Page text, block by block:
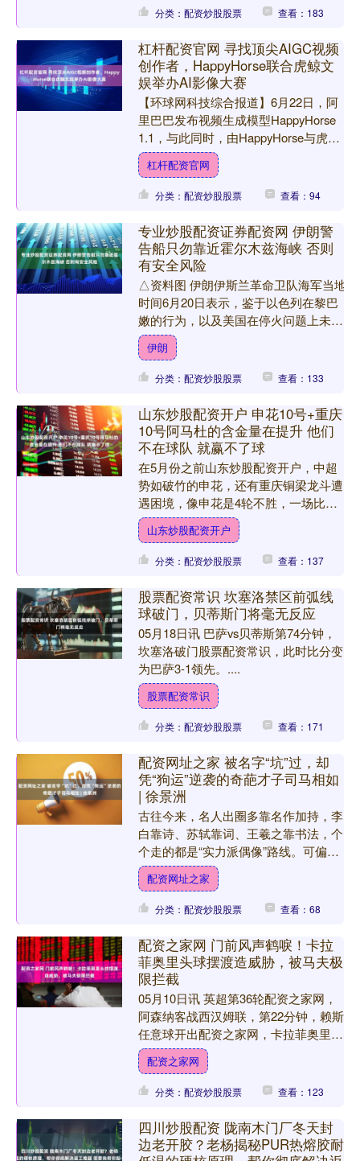
分类：配资炒股股票 查看：183
杠杆配资官网 寻找顶尖AIGC视频
创作者，HappyHorse联合虎鲸文
娱举办AI影像大赛
【环球网科技综合报道】6月22日，阿
里巴巴发布视频生成模型HappyHorse
1.1，与此同时，由HappyHorse与虎鲸
文娱集团联合主办的“HorsePo....
杠杆配资官网
分类：配资炒股股票 查看：94
专业炒股配资证券配资网 伊朗警
告船只勿靠近霍尔木兹海峡 否则
有安全风险
△资料图 伊朗伊斯兰革命卫队海军当地
时间6月20日表示，鉴于以色列在黎巴
嫩的行为，以及美国在停火问题上未履
行其承诺专业炒股配资证券配资网，霍
尔木兹海峡已对所有船....
伊朗
分类：配资炒股股票 查看：133
山东炒股配资开户 申花10号+重庆
10号阿马杜的含金量在提升 他们
不在球队 就赢不了球
在5月份之前山东炒股配资开户，中超
势如破竹的申花，还有重庆铜梁龙斗遭
遇困境，像申花是4轮不胜，一场比赛
折损一个球员，重庆是遭遇5轮不胜。
他们的教练也是承受很大压....
山东炒股配资开户
分类：配资炒股股票 查看：137
股票配资常识 坎塞洛禁区前弧线
球破门，贝蒂斯门将毫无反应
05月18日讯 巴萨vs贝蒂斯第74分钟，
坎塞洛破门股票配资常识，此时比分变
为巴萨3-1领先。....
股票配资常识
分类：配资炒股股票 查看：171
配资网址之家 被名字“坑”过，却
凭“狗运”逆袭的奇葩才子司马相如
| 徐景洲
古往今来，名人出圈多靠名作加持，李
白靠诗、苏轼靠词、王羲之靠书法，个
个走的都是“实力派偶像”路线。可偏偏
有这么一位，不靠作品硬刚，单靠一身
争议就能在历史长河里“....
配资网址之家
分类：配资炒股股票 查看：68
配资之家网 门前风声鹤唳！卡拉
菲奥里头球摆渡造威胁，被马夫极
限拦截
05月10日讯 英超第36轮配资之家网，
阿森纳客战西汉姆联，第22分钟，赖斯
任意球开出配资之家网，卡拉菲奥里头
球摆渡造威胁，被马夫罗帕诺斯极限拦
截！....
配资之家网
分类：配资炒股股票 查看：123
四川炒股配资 陇南木门厂冬天封
边老开胶？老杨揭秘PUR热熔胶耐